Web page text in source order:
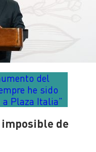
del
he sido
Plaza Italia”
de